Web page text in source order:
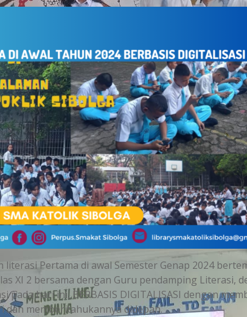
Pertama di awal Semester Genap 2024
XI 2 bersama dengan Guru pendamping Literasi,
pada hari ini, BERBASIS DIGITALISASI dengan
dan memberitahukannya didepan.